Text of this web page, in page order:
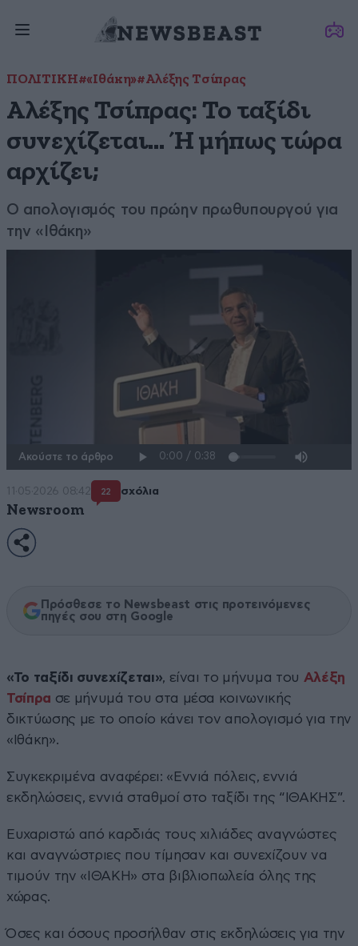
ΠΟΛΙΤΙΚΗ#«Ιθάκη»#Αλέξης Τσίπρας
Αλέξης Τσίπρας: Το ταξίδι
συνεχίζεται… Ή μήπως τώρα
αρχίζει;
Ο απολογισμός του πρώην πρωθυπουργού για
την «Ιθάκη»
Ακούστε το άρθρο
11·05·2026 08:42 22 σχόλια
Newsroom
Πρόσθεσε το Newsbeast στις προτεινόμενες
πηγές σου στη Google
«Το ταξίδι συνεχίζεται», είναι το μήνυμα του Αλέξη
Τσίπρα σε μήνυμά του στα μέσα κοινωνικής
δικτύωσης με το οποίο κάνει τον απολογισμό για την
«Ιθάκη».
Συγκεκριμένα αναφέρει: «Εννιά πόλεις, εννιά
εκδηλώσεις, εννιά σταθμοί στο ταξίδι της “ΙΘΑΚΗΣ”.
Ευχαριστώ από καρδιάς τους χιλιάδες αναγνώστες
και αναγνώστριες που τίμησαν και συνεχίζουν να
τιμούν την «ΙΘΑΚΗ» στα βιβλιοπωλεία όλης της
χώρας.
Όσες και όσους προσήλθαν στις εκδηλώσεις για την